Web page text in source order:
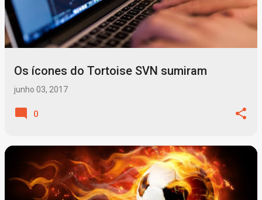
t
a
Os ícones do Tortoise SVN sumiram
junho 03, 2017
0